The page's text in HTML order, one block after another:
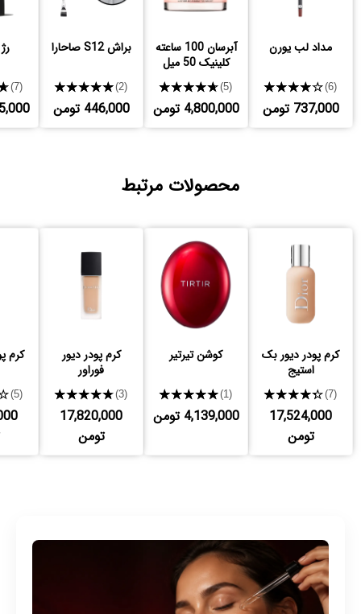
مداد لب یورن
★★★★★(6)
737,000 تومن
آبرسان 100 ساعته
کلینیک 50 میل
★★★★★(5)
4,800,000 تومن
براش S12 صاحارا
★★★★★(2)
446,000 تومن
(7)
محصولات مرتبط
کرم پودر دیور بک
استیج
★★★★★(7)
17,524,000
تومن
کوشن تیرتیر
★★★★★(1)
4,139,000 تومن
کرم پودر دیور
فوراور
★★★★★(3)
17,820,000
تومن
کرم
(5)